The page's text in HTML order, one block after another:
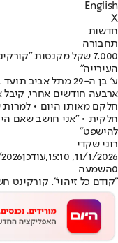
English
X
חדשות
תחבורה
7,000 שקל מקנסות
העירייה"
ע׳ בן ה-29 מתל
ארבעה חודשים אחרי,
חלקם מאותו היום •
חלקית • "אני חושב שאם
להישפט״
רוני שקדי
11/1/2026, 15:10
,עודכן16:30
0השמעה
"קודם כל זיהוי". קורקינט